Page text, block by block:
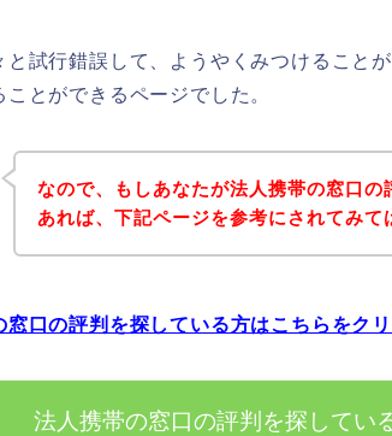
と試行錯誤して、ようやくみつけること
とができるページでした。
なので、もしあなたが法人携帯の窓口の
あれば、下記ページを参考にされてみて
窓口の評判を探している方はこちらをク
法人携帯の窓口の評判を探してい